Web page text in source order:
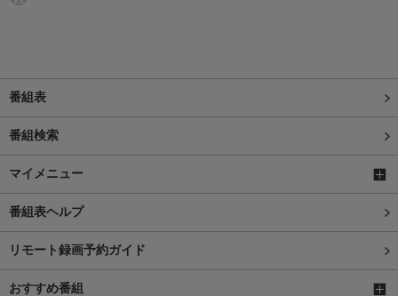
番組表
番組検索
マイメニュー
番組表ヘルプ
リモート録画予約ガイド
おすすめ番組